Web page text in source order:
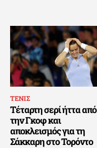
ΤΕΝΙΣ
Τέταρτη σερί ήττα από
την Γκοφ και
αποκλεισμός για τη
Σάκκαρη στο Τορόντο